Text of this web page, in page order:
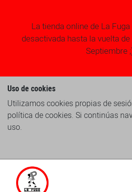
La tienda online de La
desactivada hasta la vuelta
Septiembre
Uso de cookies
Utilizamos cookies propias de
política de cookies. Si continúas
uso.